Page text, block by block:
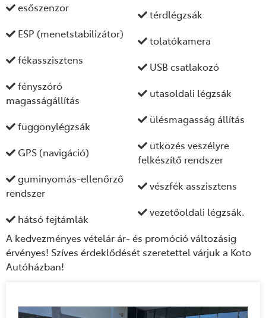
esőszenzor
ESP (menetstabilizátor)
fékasszisztens
fényszóró
magasságállítás
függönylégzsák
GPS (navigáció)
guminyomás-ellenőrző
rendszer
hátsó fejtámlák
térdlégzsák
tolatókamera
USB csatlakozó
utasoldali légzsák
ülésmagasság állítás
ütközés veszélyre
felkészítő rendszer
vészfék asszisztens
vezetőoldali légzsák.
A kedvezményes vételár ár- és promóció változásig
érvényes! Szíves érdeklődését szeretettel várjuk a Koto
Autóházban!